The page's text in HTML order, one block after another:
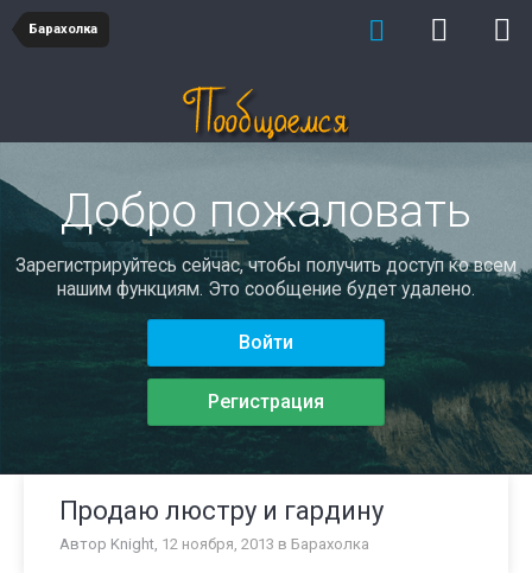
Барахолка
Добро пожаловать
Зарегистрируйтесь сейчас, чтобы получить доступ ко всем
нашим функциям. Это сообщение будет удалено.
Войти
Регистрация
Продаю люстру и гардину
Автор Knight, 12 ноября, 2013 в Барахолка